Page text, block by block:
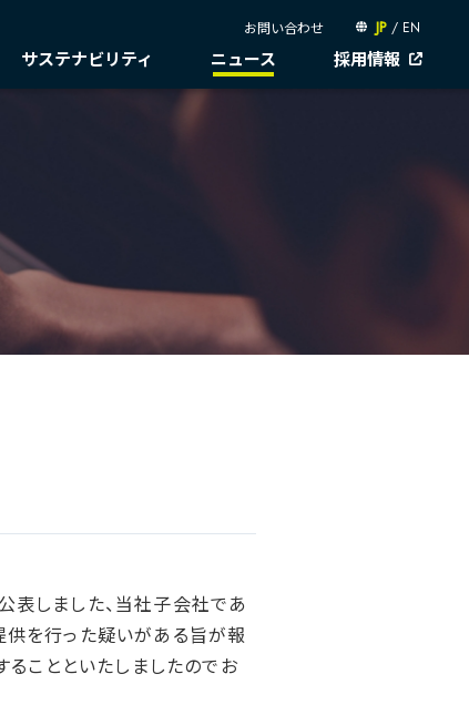
ITSUTSU-BOSHI（グループ報）
B.LEAGUE応援サイト
キャレたんと探究学習
イブラリー
サステナビリティ
健康・安全
ニュース 採用情報
お問い合わせ JP / EN
表しました、当社子会社であ
を行った疑いがある旨が報
ことといたしましたのでお